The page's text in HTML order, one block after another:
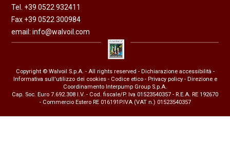
Tel. +39 0522 932411
Fax +39 0522 300984
email:info@walvoil.com
Copyright © Walvoil S.p.A. - All rights reserved - Dichiarazione accessibilità -
Informativa sull'utilizzo dei cookies- Codice etico- Privacy policy- Direzione e
Coordinamento Interpump Group S.p.A.
Cap. Soc. Euro 7.692.308 I.V. - Cod. fiscale/P. Iva 01523540357 - R.E.A. RE 192670
- Commercio Estero RE 016191P.IVA (VAT n.) 01523540357